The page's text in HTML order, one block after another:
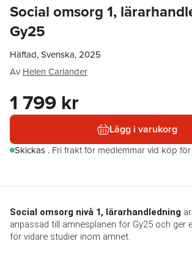
Social omsorg 1,
Gy25
Häftad, Svenska, 2025
Av Helen Carlander
1 799 kr
Lägg i varukorg
Skickas . Fri frakt för medlemmar vid köp
Social omsorg nivå 1, lärarhandledning
anpassad till ämnesplanen för Gy25 och ger
för vidare studier inom ämnet.